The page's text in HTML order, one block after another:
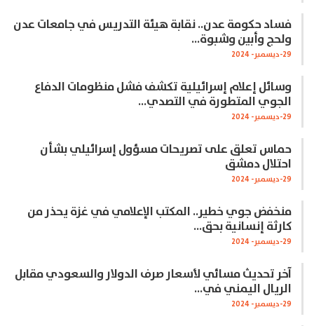
فساد حكومة عدن.. نقابة هيئة التدريس في جامعات عدن
ولحج وأبين وشبوة…
29-ديسمبر- 2024
وسائل إعلام إسرائيلية تكشف فشل منظومات الدفاع
الجوي المتطورة في التصدي…
29-ديسمبر- 2024
حماس تعلق على تصريحات مسؤول إسرائيلي بشأن
احتلال دمشق
29-ديسمبر- 2024
منخفض جوي خطير.. المكتب الإعلامي في غزة يحذر من
كارثة إنسانية بحق…
29-ديسمبر- 2024
آخر تحديث مسائي لأسعار صرف الدولار والسعودي مقابل
الريال اليمني في…
29-ديسمبر- 2024